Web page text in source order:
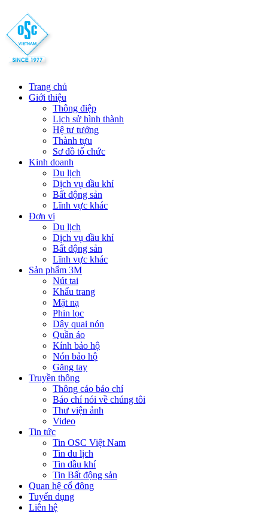
Trang chủ
Giới thiệu
Thông điệp
Lịch sử hình thành
Hệ tư tưởng
Thành tựu
Sơ đồ tổ chức
Kinh doanh
Du lịch
Dịch vụ dầu khí
Bất động sản
Lĩnh vực khác
Đơn vị
Du lịch
Dịch vụ dầu khí
Bất động sản
Lĩnh vực khác
Sản phẩm 3M
Nút tai
Khẩu trang
Mặt nạ
Phin lọc
Dây quai nón
Quần áo
Kính bảo hộ
Nón bảo hộ
Găng tay
Truyền thông
Thông cáo báo chí
Báo chí nói về chúng tôi
Thư viện ảnh
Video
Tin tức
Tin OSC Việt Nam
Tin du lịch
Tin dầu khí
Tin Bất động sản
Quan hệ cổ đông
Tuyển dụng
Liên hệ